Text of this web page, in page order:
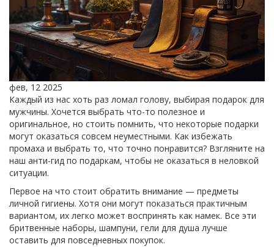
фев, 12 2025
Каждый из нас хоть раз ломал голову, выбирая подарок для
мужчины. Хочется выбрать что-то полезное и
оригинальное, но стоить помнить, что некоторые подарки
могут оказаться совсем неуместными. Как избежать
промаха и выбрать то, что точно понравится? Взгляните на
наш анти-гид по подаркам, чтобы не оказаться в неловкой
ситуации.
Первое на что стоит обратить внимание — предметы
личной гигиены. Хотя они могут показаться практичным
вариантом, их легко может воспринять как намек. Все эти
бритвенные наборы, шампуни, гели для душа лучше
оставить для повседневных покупок.